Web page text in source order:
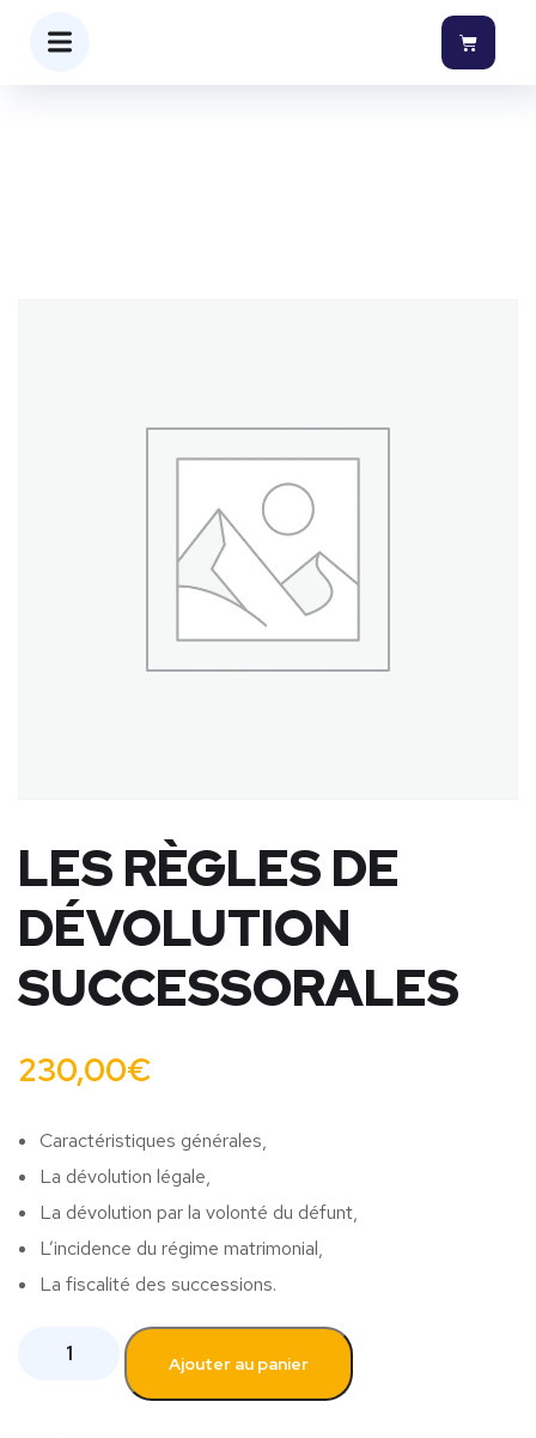
LES RÈGLES DE
DÉVOLUTION
SUCCESSORALES
230,00€
Caractéristiques générales,
La dévolution légale,
La dévolution par la volonté du défunt,
L’incidence du régime matrimonial,
La fiscalité des successions.
Ajouter au panier